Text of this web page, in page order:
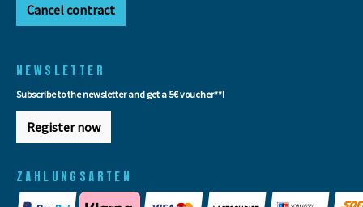
Cancel contract
NEWSLETTER
Subscribe to the newsletter and get a 5€ voucher**!
Register now
ZAHLUNGSARTEN